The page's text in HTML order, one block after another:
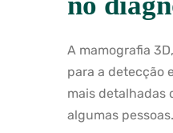
A mamografia
para a detecção
mais detalhadas
algumas pessoas.